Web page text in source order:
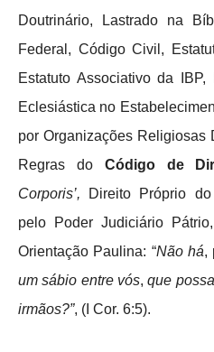
Doutrinário, Lastrado na
Federal, Código Civil,
Estatuto Associativo da
Eclesiástica no
por Organizações Religiosas
Regras do Código de
Corporis’, Direito Próprio
pelo Poder Judiciário
Orientação Paulina: “Não há,
um sábio entre vós,que
irmãos?”, (I Cor. 6:5).